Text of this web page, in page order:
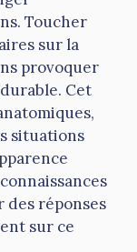
Toucher
sur la
provoquer
Cet
situations
des réponses
sur ce